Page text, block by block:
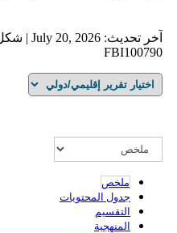
FBI100790
ملخص
جدول المحتويات
التقسيم
المنهجية